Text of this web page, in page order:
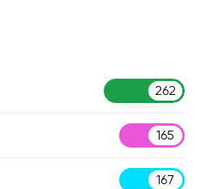
262
165
167